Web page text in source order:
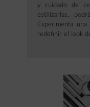
y cuidado de
estilizarlas,
Experimenta
redefinir el look